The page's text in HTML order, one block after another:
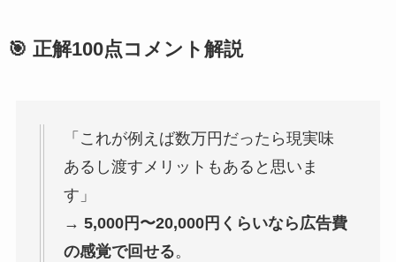
🎯 正解100点コメント解説
「これが例えば数万円だったら現実味
あるし渡すメリットもあると思いま
す」
→ 5,000円〜20,000円くらいなら広告費
の感覚で回せる。